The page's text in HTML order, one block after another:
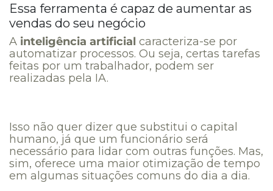
Essa ferramenta é capaz de aumentar as
vendas do seu negócio
A inteligência artificial caracteriza-se por
automatizar processos. Ou seja, certas tarefas
feitas por um trabalhador, podem ser
realizadas pela IA.
Isso não quer dizer que substitui o capital
humano, já que um funcionário será
necessário para lidar com outras funções. Mas,
sim, oferece uma maior otimização de tempo
em algumas situações comuns do dia a dia.